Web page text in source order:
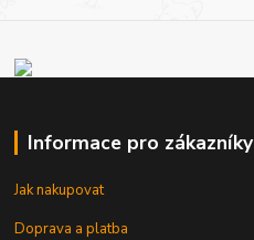
Informace pro zákazníky
Jak nakupovat
Doprava a platba